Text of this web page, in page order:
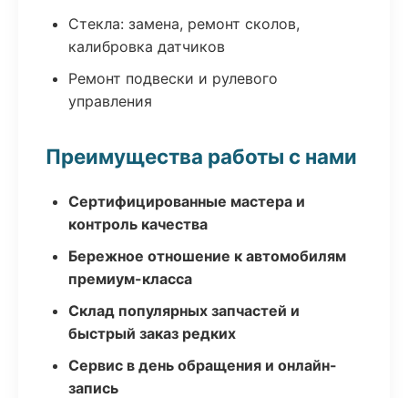
Стекла: замена, ремонт сколов,
калибровка датчиков
Ремонт подвески и рулевого
управления
Преимущества работы с нами
Сертифицированные мастера и
контроль качества
Бережное отношение к автомобилям
премиум-класса
Склад популярных запчастей и
быстрый заказ редких
Сервис в день обращения и онлайн-
запись